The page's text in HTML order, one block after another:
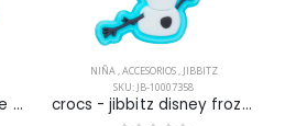
crocs - jibbitz adjustable butterfly unisex
NIÑA,ACCESORIOS, JIBBITZ
SKU: JB-10007358
crocs - jibbitz disney frozen 2 olaf unisex